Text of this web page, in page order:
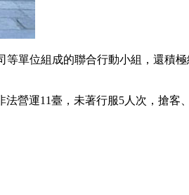
單位組成的聯合行動小組，還積極
營運11臺，未著行服5人次，搶客